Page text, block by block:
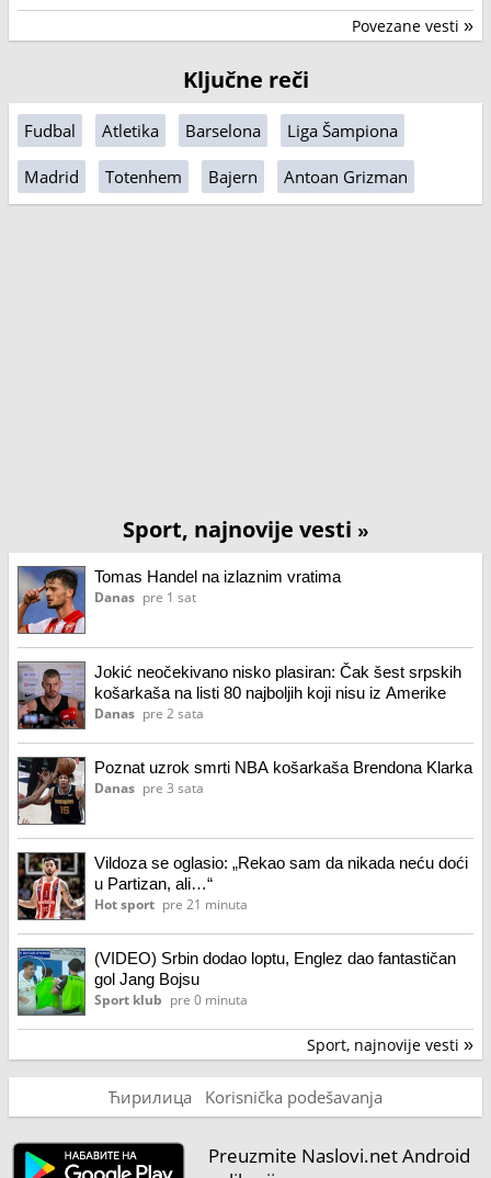
Povezane vesti »
Ključne reči
Fudbal Atletika Barselona Liga Šampiona
Madrid Totenhem Bajern Antoan Grizman
Sport, najnovije vesti »
Tomas Handel na izlaznim vratima
Danas pre 1 sat
Jokić neočekivano nisko plasiran: Čak šest srpskih
košarkaša na listi 80 najboljih koji nisu iz Amerike
Danas pre 2 sata
Poznat uzrok smrti NBA košarkaša Brendona Klarka
Danas pre 3 sata
Vildoza se oglasio: „Rekao sam da nikada neću doći
u Partizan, ali…“
Hot sport pre 21 minuta
(VIDEO) Srbin dodao loptu, Englez dao fantastičan
gol Jang Bojsu
Sport klub pre 0 minuta
Sport, najnovije vesti »
Ћирилица Korisnička podešavanja
Preuzmite Naslovi.net Android